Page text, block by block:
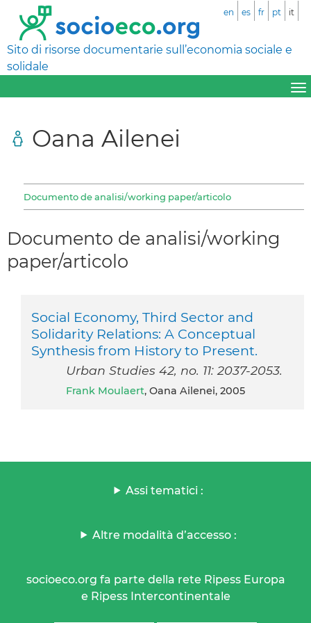
Sito di risorse documentarie sull’economia sociale e
solidale
en es fr pt it
Oana Ailenei
Documento de analisi/working paper/articolo
Documento de analisi/working
paper/articolo
Social Economy, Third Sector and
Solidarity Relations: A Conceptual
Synthesis from History to Present.
Urban Studies 42, no. 11: 2037-2053.
Frank Moulaert, Oana Ailenei, 2005
Assi tematici :
Altre modalità d’accesso :
socioeco.org fa parte della rete Ripess Europa
e Ripess Intercontinentale